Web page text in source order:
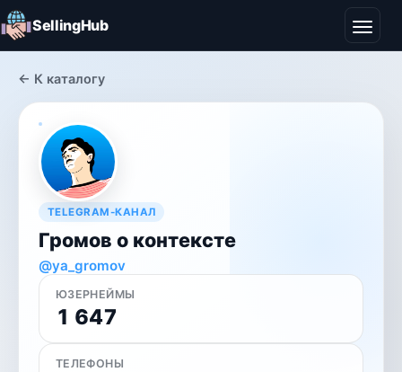
SellingHub
← К каталогу
TELEGRAM-КАНАЛ
Громов о контексте
@ya_gromov
ЮЗЕРНЕЙМЫ
1 647
ТЕЛЕФОНЫ